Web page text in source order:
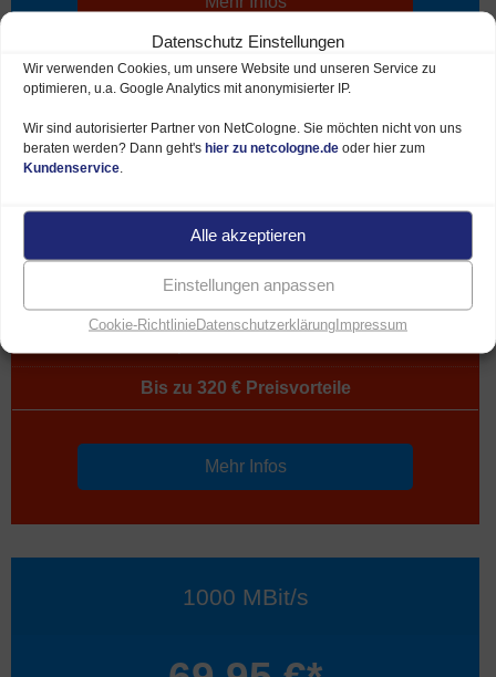
Datenschutz Einstellungen
Wir verwenden Cookies, um unsere Website und unseren Service zu
optimieren, u.a. Google Analytics mit anonymisierter IP.
Wir sind autorisierter Partner von NetCologne. Sie möchten nicht von uns
beraten werden? Dann geht's hier zu netcologne.de oder hier zum
Kundenservice
Alle akzeptieren
Einstellungen anpassen
Cookie-RichtlinieDatenschutzerklärungImpressum
500 MBit/s
49,95 €*
Bis zu 320 € Preisvorteile
Mehr Infos
1000 MBit/s